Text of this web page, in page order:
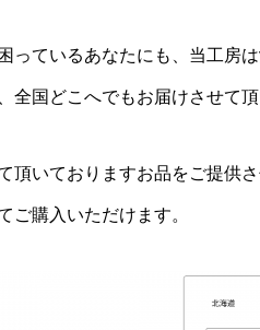
ているあなたにも、当工房
国どこへでもお届けさせて頂
いておりますお品をご提供
ご購入いただけます。